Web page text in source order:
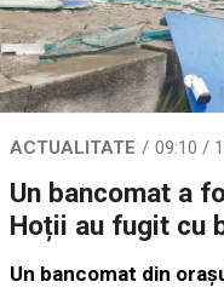
ACTUALITATE 09:10 /
Un bancomat a
Hoții au fugit cu
Un bancomat din